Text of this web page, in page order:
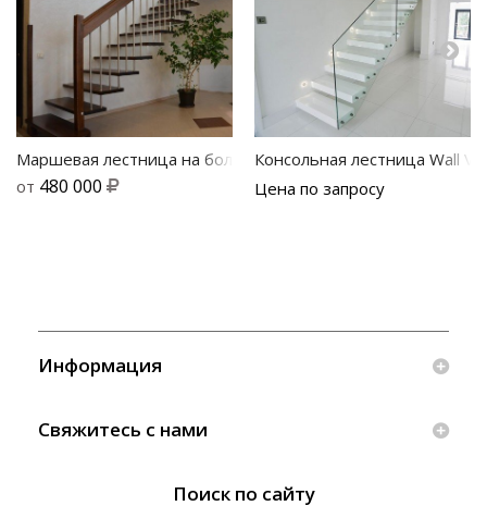
Маршевая лестница на больцах Магия О3
от 480 000
Консольная лестница Wall
Цена по запросу
Информация
Свяжитесь с нами
Поиск по сайту